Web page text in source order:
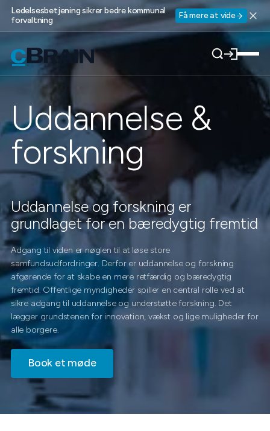
Ledelsesbetjening sikrer bedre kommunal
forvaltning
Få mere at vide
Uddannelse &
forskning
Uddannelse og forskning er
grundlaget for en bæredygtig fremtid
Adgang til viden er nøglen til at løse store
samfundsudfordringer. Derfor er uddannelse og forskning
afgørende for at skabe en mere retfærdig og bæredygtig
fremtid. Offentlige myndigheder spiller en central rolle ved at
sikre adgang til uddannelse og understøtte forskning. Det
lægger grundstenen for innovation, vækst og lige muligheder for
alle borgere.
Book et møde